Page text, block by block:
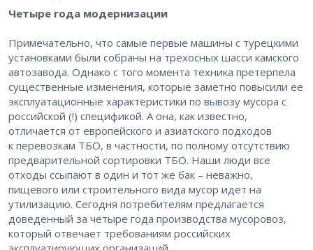
Четыре года модернизации
Примечательно, что самые первые машины с турецкими
установками были собраны на трехосных шасси камского
автозавода. Однако с того момента техника претерпела
существенные изменения, которые заметно повысили ее
эксплуатационные характеристики по вывозу мусора с
российской (!) спецификой. А она, как известно,
отличается от европейского и азиатского подходов
к перевозкам ТБО, в частности, по полному отсутствию
предварительной сортировки ТБО. Наши люди все
отходы ссыпают в один и тот же бак – неважно,
пищевого или строительного вида мусор идет на
утилизацию. Сегодня потребителям предлагается
доведенный за четыре года производства мусоровоз,
который отвечает требованиям российских